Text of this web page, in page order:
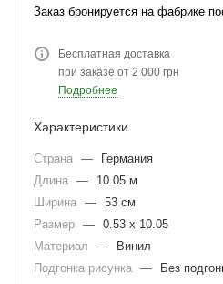
Заказ бронируется на фабрике
Бесплатная доставка
при заказе от 2 000 грн
Подробнее
Характеристики
Страна —
Германия
Длина —
10.05 м
Ширина — 53 см
Размер — 0.53 x 10.05
Материал
—
Винил
Подгонка рисунка — Без